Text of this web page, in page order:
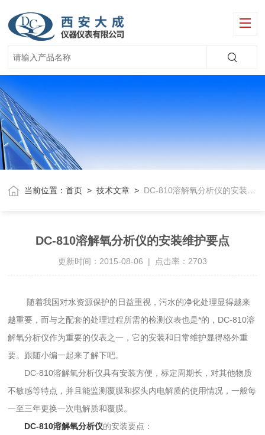
当前位置：首页 >技术文章 > DC-810溶解氧分析仪的安装维护要点
DC-810溶解氧分析仪的安装维护要点
更新时间：2015-08-06 | 点击率：2703
随着我国对水资源保护的日益重视，污水的净化处理显得越来
越重要，而与之配套的处理过程所需的检测仪表也是*的，DC-810溶
解氧分析仪作为重要的仪表之一，它的安装和日常维护显得格外重
要。跟随小编一起来了解下吧。
DC-810溶解氧分析仪具有安装方便，标定周期长，对其他物质
不敏感等特点，并且能监测覆膜和探头内电解质的使用情况，一般每
一至三年更换一次电解质和覆膜。
DC-810溶解氧分析仪的安装要点：